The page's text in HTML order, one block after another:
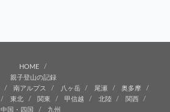
HOME
親子登山の記録
南アルプス 八ヶ岳 尾瀬
奥多摩
東北 関東 甲信越 北陸
関西
中国・四国
九州